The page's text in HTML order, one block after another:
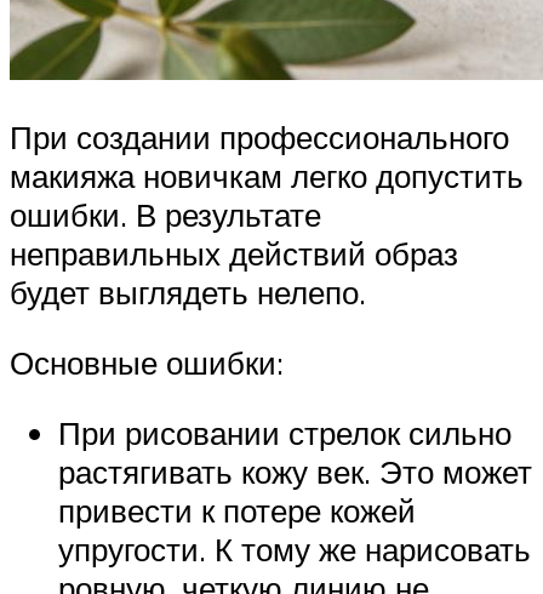
При создании профессионального
макияжа новичкам легко допустить
ошибки. В результате
неправильных действий образ
будет выглядеть нелепо.
Основные ошибки:
При рисовании стрелок сильно
растягивать кожу век. Это может
привести к потере кожей
упругости. К тому же нарисовать